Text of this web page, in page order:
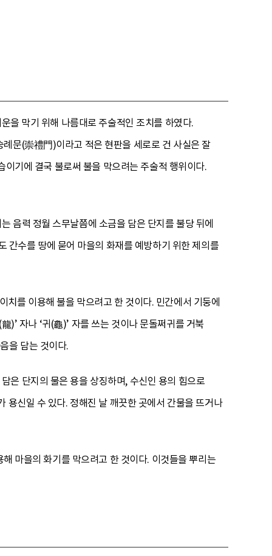
을 막기 위해 나름대로 주술적인 조치를 하였다.
문(崇禮門)이라고 적은 현판을 세로로 건 사실은 잘
기에 결국 불로써 불을 막으려는 주술적 행위이다.
음력 정월 스무날쯤에 소금을 담은 단지를 불당 뒤에
간수를 땅에 묻어 마을의 화재를 예방하기 위한 제의를
를 이용해 불을 막으려고 한 것이다. 민간에서 기둥에
)’ 자나 ‘귀(龜)’ 자를 쓰는 것이나 문돌쩌귀를 거북
을 담는 것이다.
은 단지의 물은 용을 상징하며, 수신인 용의 힘으로
용신일 수 있다. 정해진 날 깨끗한 곳에서 간물을 뜨거나
마을의 화기를 막으려고 한 것이다. 이것들을 뿌리는